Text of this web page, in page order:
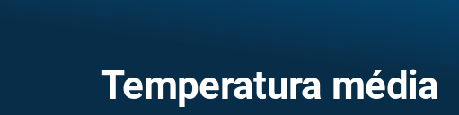
Temperatura média